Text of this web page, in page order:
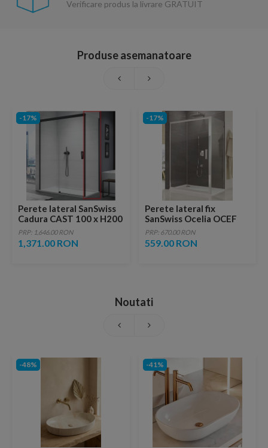
Verificare produs la livrare GRATUIT
Produse asemanatoare
-17%
Perete lateral SanSwiss
Cadura CAST 100 x H200
cm profil negru mat
PRP: 1,646.00 RON
1,371.00 RON
-17%
Perete lateral fix
SanSwiss Ocelia OCEF
80xH190 cm
PRP: 670.00 RON
559.00 RON
Noutati
-48% -41%